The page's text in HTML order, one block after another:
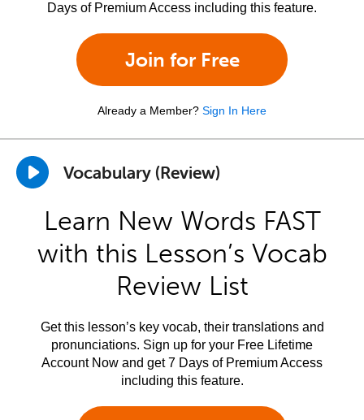
Days of Premium Access including this feature.
Join for Free
Already a Member? Sign In Here
Vocabulary (Review)
Learn New Words FAST
with this Lesson’s Vocab
Review List
Get this lesson’s key vocab, their translations and
pronunciations. Sign up for your Free Lifetime
Account Now and get 7 Days of Premium Access
including this feature.